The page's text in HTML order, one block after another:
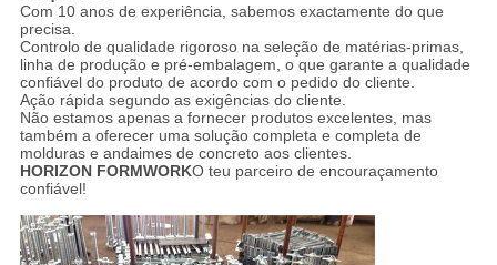
Com 10 anos de experiência, sabemos exactamente do que
precisa.
Controlo de qualidade rigoroso na seleção de matérias-primas,
linha de produção e pré-embalagem, o que garante a qualidade
confiável do produto de acordo com o pedido do cliente.
Ação rápida segundo as exigências do cliente.
Não estamos apenas a fornecer produtos excelentes, mas
também a oferecer uma solução completa e completa de
molduras e andaimes de concreto aos clientes.
HORIZON FORMWORKO teu parceiro de encouraçamento
confiável!